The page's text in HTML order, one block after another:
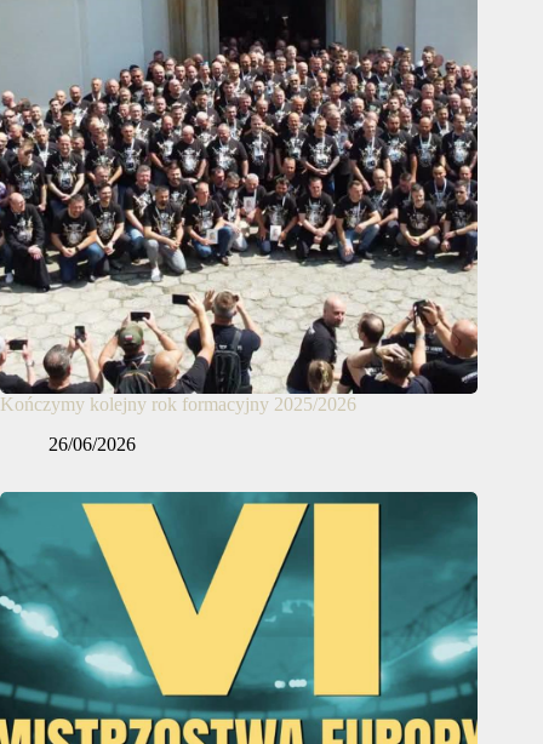
Kończymy kolejny rok formacyjny 2025/2026
26/06/2026